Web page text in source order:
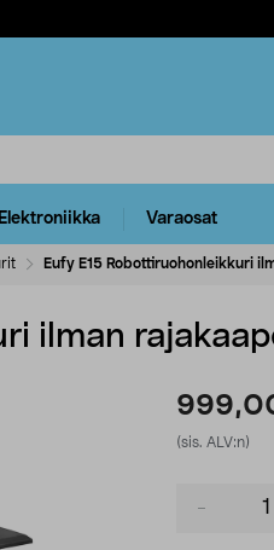
Elektroniikka Varaosat
Eufy E15 Robottiruohonleikkuri
ilman
(sis. ALV:n)